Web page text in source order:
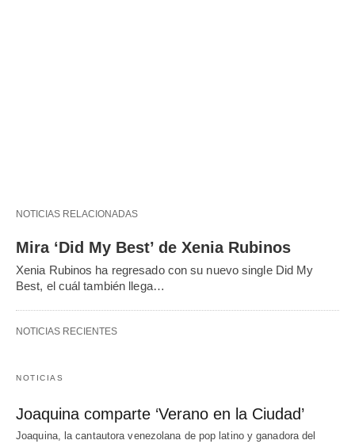
NOTICIAS RELACIONADAS
Mira ‘Did My Best’ de Xenia Rubinos
Xenia Rubinos ha regresado con su nuevo single Did My
Best, el cuál también llega…
NOTICIAS RECIENTES
NOTICIAS
Joaquina comparte ‘Verano en la Ciudad’
Joaquina, la cantautora venezolana de pop latino y ganadora del